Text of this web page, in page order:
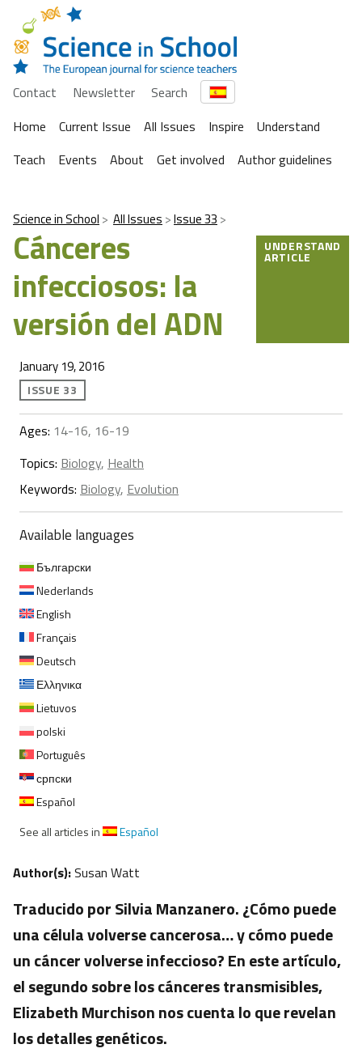
Contact Newsletter
Search
Home
Current Issue All Issues Inspire
Understand
Teach
Events About Get involved Author guidelines
Science in School All Issues Issue 33
Cánceres
infecciosos: la
versión del ADN
UNDERSTAND
ARTICLE
January 19, 2016
ISSUE 33
Ages: 14-16, 16-19
Topics: Biology, Health
Keywords: Biology, Evolution
Available languages
Български
Nederlands
English
Français
Deutsch
Ελληνικα
Lietuvos
polski
Português
српски
Español
See all articles in
Español
Author(s):Susan Watt
Traducido por Silvia Manzanero. ¿Cómo puede
una célula volverse cancerosa… y cómo puede
un cáncer volverse infeccioso? En este artículo,
el segundo sobre los cánceres transmisibles,
Elizabeth Murchison nos cuenta lo que revelan
los detalles genéticos.